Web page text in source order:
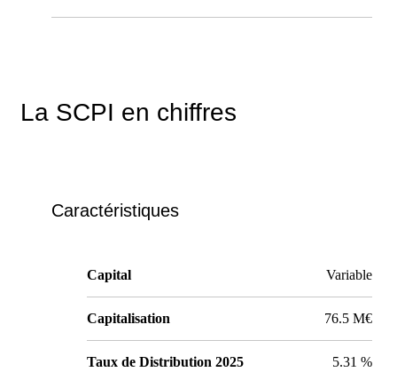
La SCPI en chiffres
Caractéristiques
Capital Variable
Capitalisation 76.5 M€
Taux de Distribution 2025 5.31 %